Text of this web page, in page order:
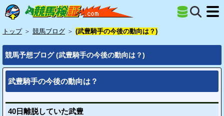
トップ ＞ 競馬ブログ ＞ (武豊騎手の今後の動向は？)
競馬予想ブログ (武豊騎手の今後の動向は？)
武豊騎手の今後の動向は？
40日離脱していた武豊